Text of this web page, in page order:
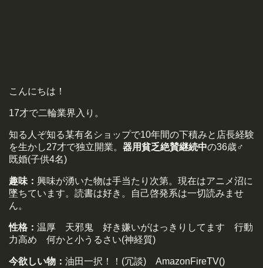
こんにちは！
17才で二輪業界入り。
知る人ぞ知る某有名ショップで10年間の下積みと店長経験
を生かし27才で独立開業。 器用貧乏絶賛継続中の36歳♂
既婚(子供4名)
趣味： 興味が湧いた物は手当たり次第。現在はアニメ沼に
墜ちています。読書は好き。自己啓発系は一切読みませ
ん。
性格： 温厚 天邪鬼 好き嫌いがはっきりしてます 行動
力高め 何かと小うるさい(神経質)
今欲しい物： 油田一択！！(冗談) AmazonFireTV()